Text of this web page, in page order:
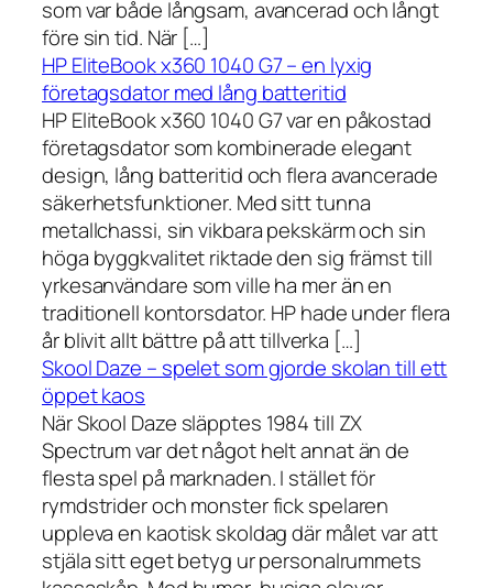
som var både långsam, avancerad och långt
före sin tid. När […]
HP EliteBook x360 1040 G7 – en lyxig
företagsdator med lång batteritid
HP EliteBook x360 1040 G7 var en påkostad
företagsdator som kombinerade elegant
design, lång batteritid och flera avancerade
säkerhetsfunktioner. Med sitt tunna
metallchassi, sin vikbara pekskärm och sin
höga byggkvalitet riktade den sig främst till
yrkesanvändare som ville ha mer än en
traditionell kontorsdator. HP hade under flera
år blivit allt bättre på att tillverka […]
Skool Daze – spelet som gjorde skolan till ett
öppet kaos
När Skool Daze släpptes 1984 till ZX
Spectrum var det något helt annat än de
flesta spel på marknaden. I stället för
rymdstrider och monster fick spelaren
uppleva en kaotisk skoldag där målet var att
stjäla sitt eget betyg ur personalrummets